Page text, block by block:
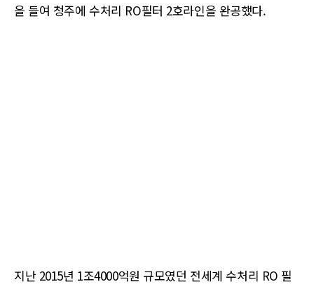
을 들여 청주에 수처리 RO필터 2호라인을 완공했다.
지난 2015년 1조4000억원 규모였던 전세계 수처리 RO 필